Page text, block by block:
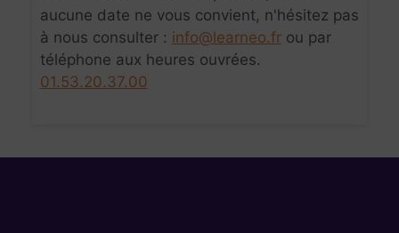
aucune date ne vous convient, n'hésitez pas
à nous consulter : info@learneo.frou par
téléphone aux heures ouvrées.
01.53.20.37.00